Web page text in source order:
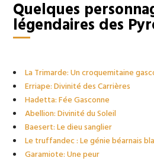
Quelques
légendaires des
La Trimarde: Un croquemitaine
Erriape: Divinité des Carrières
Hadetta: Fée Gasconne
Abellion: Divinité du Soleil
Baesert: Le dieu sanglier
Le truffandec : Le génie béarnais
Garamiote: Une peur